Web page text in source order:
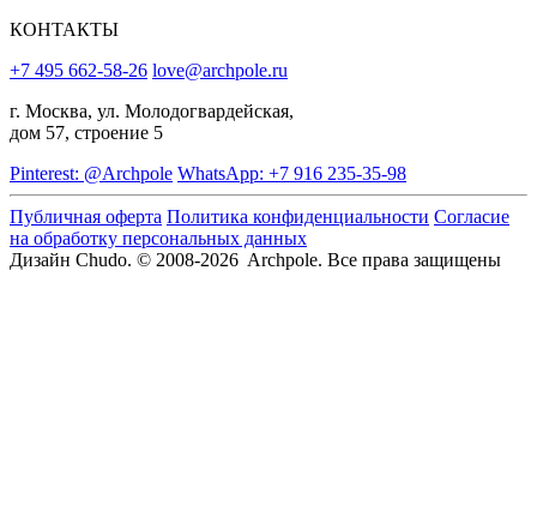
КОНТАКТЫ
+7 495 662-58-26 love@archpole.ru
г. Москва, ул. Молодогвардейская,
дом 57, строение 5
Pinterest: @Archpole WhatsApp: +7 916 235-35-98
Публичная оферта Политика конфиденциальности Согласие
на обработку персональных данных
Дизайн Chudo. © 2008-2026 Archpole. Все права защищены